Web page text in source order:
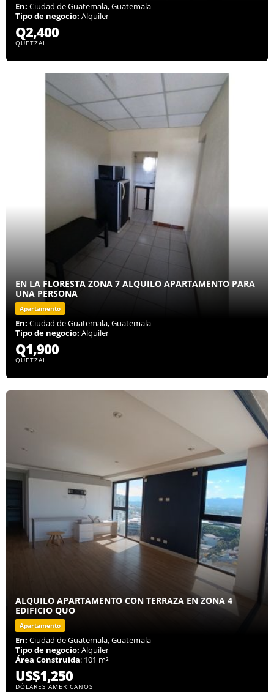
En: Ciudad de Guatemala, Guatemala
Tipo de negocio: Alquiler
Q2,400
QUETZAL
EN LA FLORESTA ZONA 7 ALQUILO APARTAMENTO PARA
UNA PERSONA
Apartamento
En: Ciudad de Guatemala, Guatemala
Tipo de negocio: Alquiler
Q1,900
QUETZAL
ALQUILO APARTAMENTO CON TERRAZA EN ZONA 4
EDIFICIO QUO
Apartamento
En: Ciudad de Guatemala, Guatemala
Tipo de negocio: Alquiler
Área Construida: 101 m²
US$1,250
DÓLARES AMERICANOS